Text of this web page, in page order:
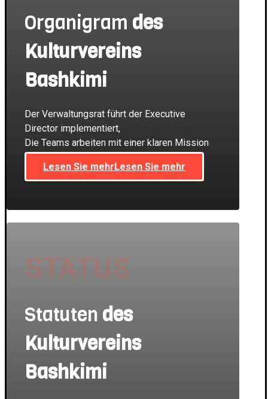
Organigram des
Kulturvereins
Bashkimi
Der Verwaltungsrat führt der Executive
Director implementiert,
Die Teams arbeiten mit einer klaren Mission
Lesen Sie mehr Lesen Sie mehr
STATUS
Statuten des
Kulturvereins
Bashkimi